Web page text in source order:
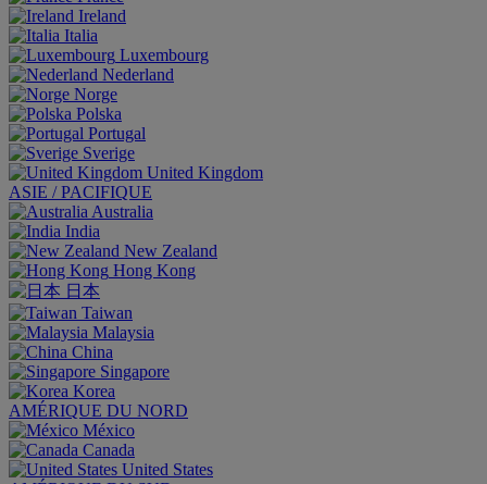
Ireland
Italia
Luxembourg
Nederland
Norge
Polska
Portugal
Sverige
United Kingdom
ASIE / PACIFIQUE
Australia
India
New Zealand
Hong Kong
日本
Taiwan
Malaysia
China
Singapore
Korea
AMÉRIQUE DU NORD
México
Canada
United States